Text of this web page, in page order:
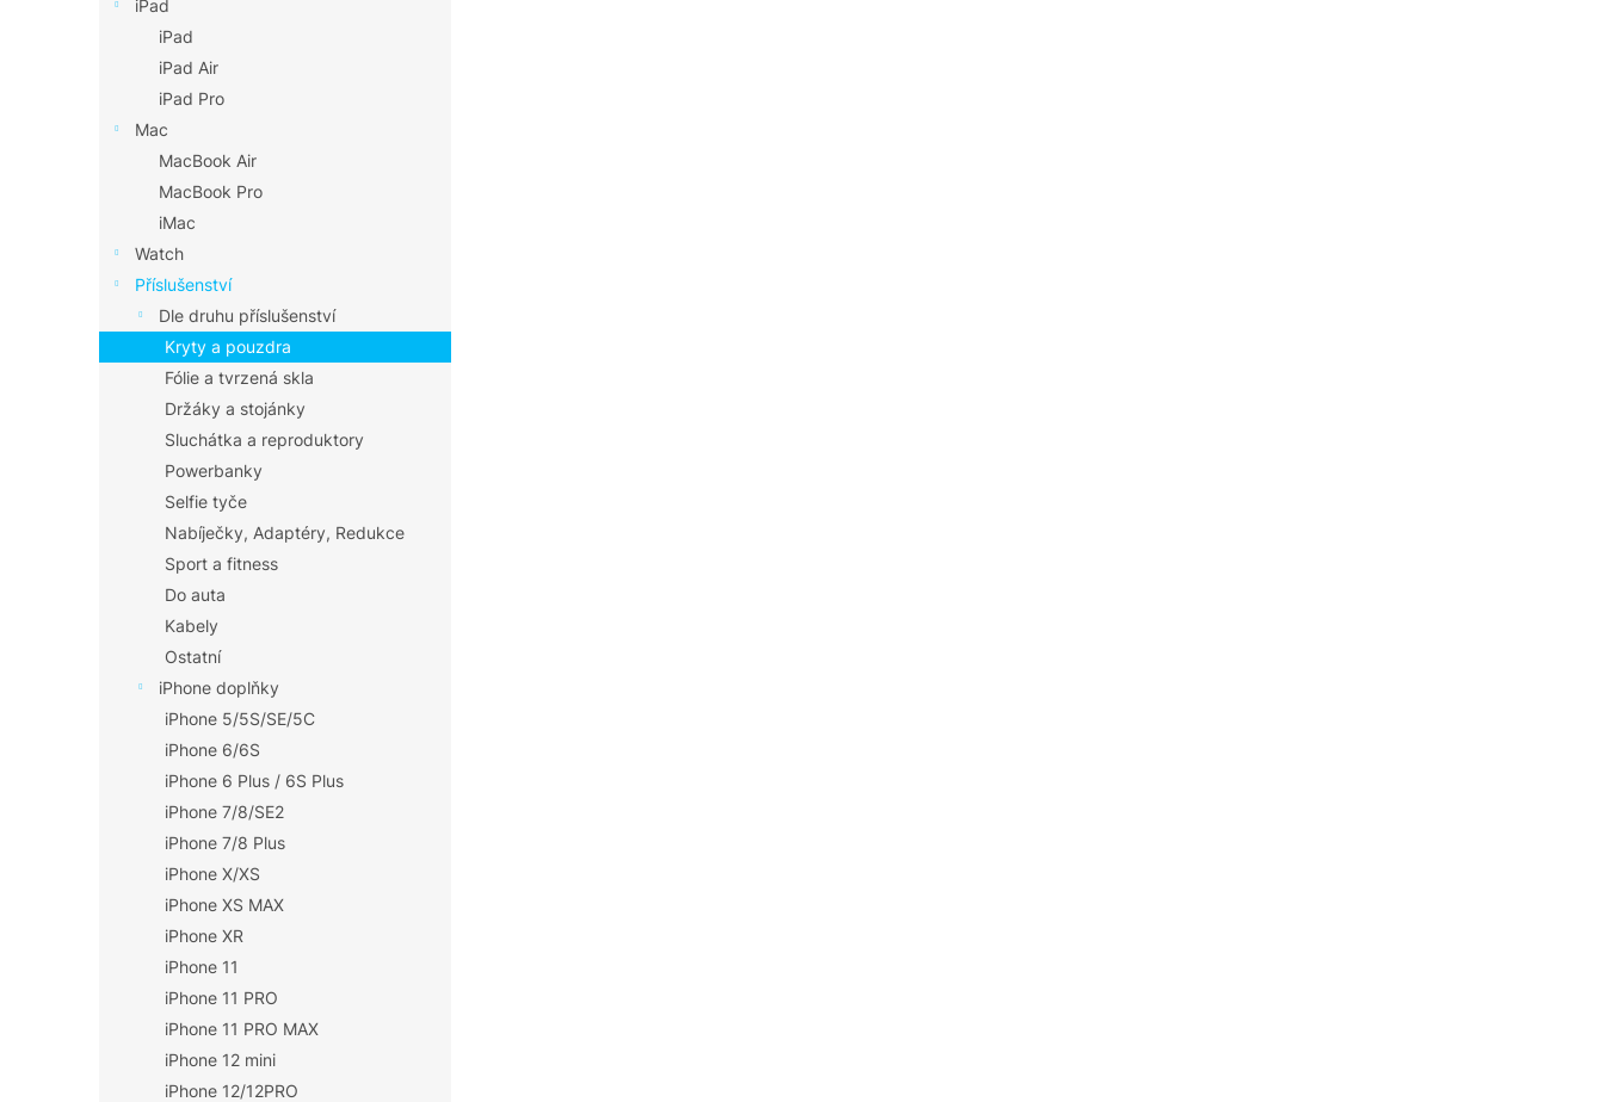
iPad
iPad
iPad Air
iPad Pro
Mac
MacBook Air
MacBook Pro
iMac
Watch
Příslušenství
Dle druhu příslušenství
Kryty a pouzdra
Fólie a tvrzená skla
Držáky a stojánky
Sluchátka a reproduktory
Powerbanky
Selfie tyče
Nabíječky, Adaptéry, Redukce
Sport a fitness
Do auta
Kabely
Ostatní
iPhone doplňky
iPhone 5/5S/SE/5C
iPhone 6/6S
iPhone 6 Plus / 6S Plus
iPhone 7/8/SE2
iPhone 7/8 Plus
iPhone X/XS
iPhone XS MAX
iPhone XR
iPhone 11
iPhone 11 PRO
iPhone 11 PRO MAX
iPhone 12 mini
iPhone 12/12PRO